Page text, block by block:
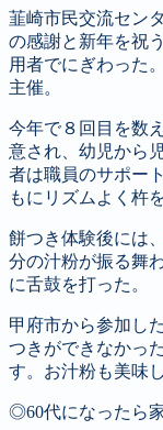
MENU
韮崎エリア
イベント紹介
投稿コーナー
新聞
定期購読のご
韮崎市民交流セン
の感謝と新年を祝
用者でにぎわった
主催。
今年で８回目を数
意され、幼児から
者は職員のサポー
もにリズムよく杵
餅つき体験後には
分の汁粉が振る舞
に舌鼓を打った。
甲府市から参加し
つきができなかっ
す。お汁粉も美味
◎60代になったら